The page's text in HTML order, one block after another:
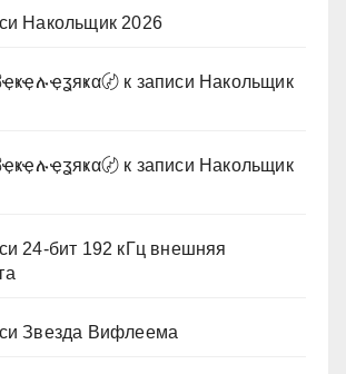
Накольщик 2026
〄 к записи Накольщик
〄 к записи Накольщик
24-бит 192 кГц внешняя
Звезда Вифлеема